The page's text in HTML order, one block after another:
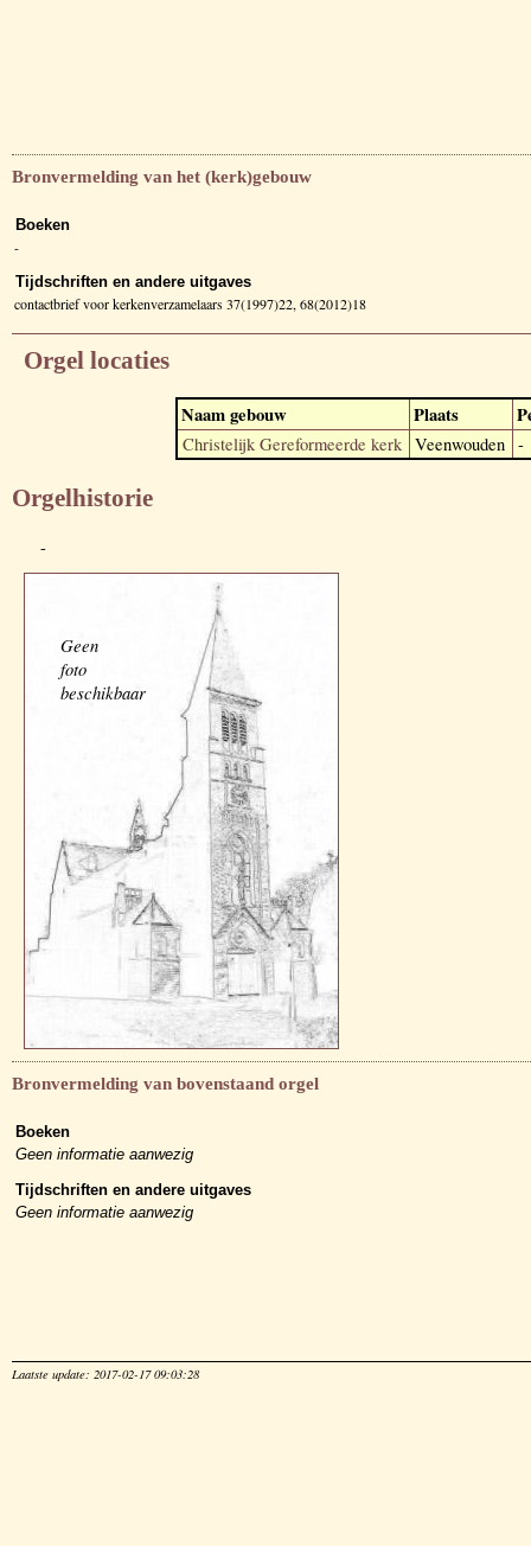
Bronvermelding van het (kerk)gebouw
Boeken
-
Tijdschriften en andere uitgaves
contactbrief voor kerkenverzamelaars 37(1997)22, 68(2012)18
Orgel locaties
Naam gebouw Plaats
Christelijk Gereformeerde kerk Veenwouden -
Orgelhistorie
-
Geen
foto
beschikbaar
Bronvermelding van bovenstaand orgel
Boeken
Geen informatie aanwezig
Tijdschriften en andere uitgaves
Geen informatie aanwezig
Laatste update: 2017-02-17 09:03:28